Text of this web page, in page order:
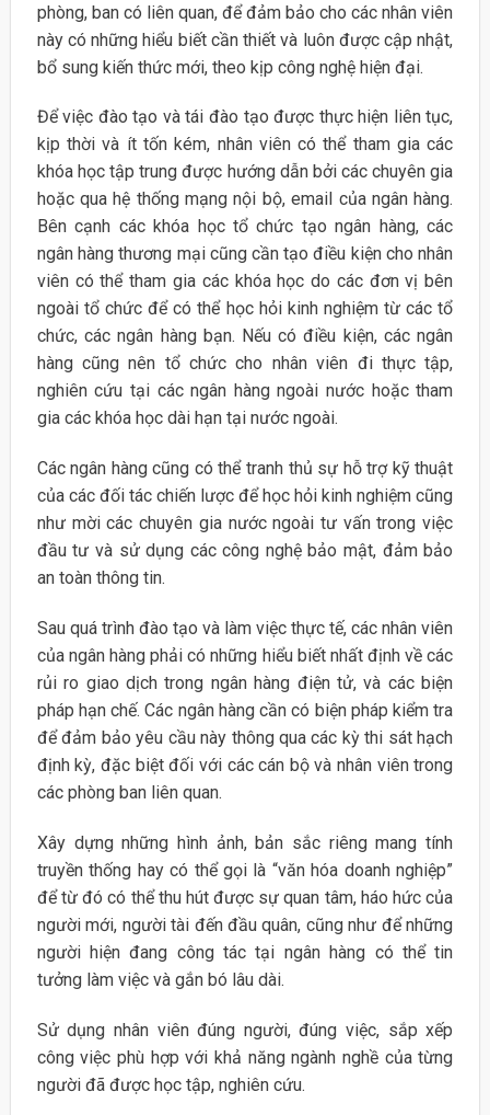
phòng, ban có liên quan, để đảm bảo cho các nhân viên
này có những hiểu biết cần thiết và luôn được cập nhật,
bổ sung kiến thức mới, theo kịp công nghệ hiện đại.
Để việc đào tạo và tái đào tạo được thực hiện liên tục,
kịp thời và ít tốn kém, nhân viên có thể tham gia các
khóa học tập trung được hướng dẫn bởi các chuyên gia
hoặc qua hệ thống mạng nội bộ, email của ngân hàng.
Bên cạnh các khóa học tổ chức tạo ngân hàng, các
ngân hàng thương mại cũng cần tạo điều kiện cho nhân
viên có thể tham gia các khóa học do các đơn vị bên
ngoài tổ chức để có thể học hỏi kinh nghiệm từ các tổ
chức, các ngân hàng bạn. Nếu có điều kiện, các ngân
hàng cũng nên tổ chức cho nhân viên đi thực tập,
nghiên cứu tại các ngân hàng ngoài nước hoặc tham
gia các khóa học dài hạn tại nước ngoài.
Các ngân hàng cũng có thể tranh thủ sự hỗ trợ kỹ thuật
của các đối tác chiến lược để học hỏi kinh nghiệm cũng
như mời các chuyên gia nước ngoài tư vấn trong việc
đầu tư và sử dụng các công nghệ bảo mật, đảm bảo
an toàn thông tin.
Sau quá trình đào tạo và làm việc thực tế, các nhân viên
của ngân hàng phải có những hiểu biết nhất định về các
rủi ro giao dịch trong ngân hàng điện tử, và các biện
pháp hạn chế. Các ngân hàng cần có biện pháp kiểm tra
để đảm bảo yêu cầu này thông qua các kỳ thi sát hạch
định kỳ, đặc biệt đối với các cán bộ và nhân viên trong
các phòng ban liên quan.
Xây dựng những hình ảnh, bản sắc riêng mang tính
truyền thống hay có thể gọi là “văn hóa doanh nghiệp”
để từ đó có thể thu hút được sự quan tâm, háo hức của
người mới, người tài đến đầu quân, cũng như để những
người hiện đang công tác tại ngân hàng có thể tin
tưởng làm việc và gắn bó lâu dài.
Sử dụng nhân viên đúng người, đúng việc, sắp xếp
công việc phù hợp với khả năng ngành nghề của từng
người đã được học tập, nghiên cứu.